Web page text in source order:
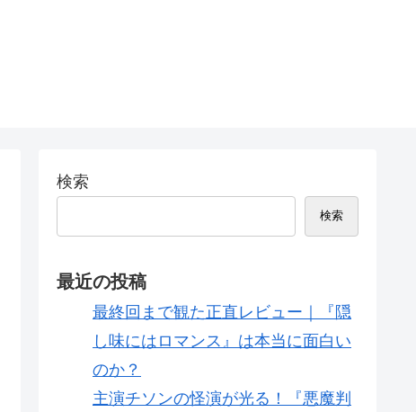
検索
検索
最近の投稿
最終回まで観た正直レビュー｜『隠
し味にはロマンス』は本当に面白い
のか？
主演チソンの怪演が光る！『悪魔判